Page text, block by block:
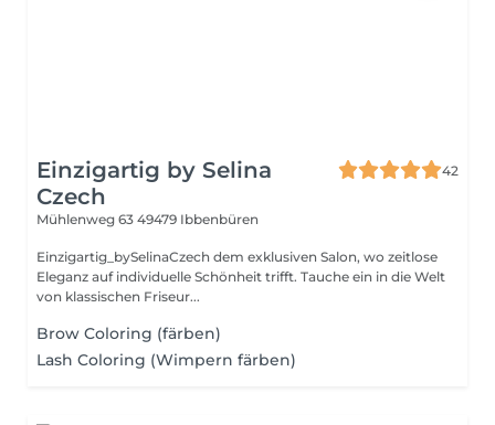
Einzigartig by Selina
Czech
42
Mühlenweg 63 49479 Ibbenbüren
Einzigartig_bySelinaCzech dem exklusiven Salon, wo zeitlose
Eleganz auf individuelle Schönheit trifft. Tauche ein in die Welt
von klassischen Friseur...
Brow Coloring (färben)
Lash Coloring (Wimpern färben)